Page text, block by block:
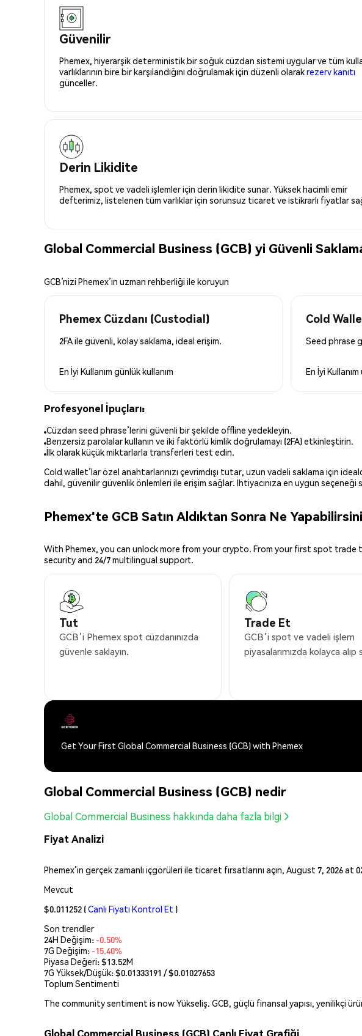
Güvenilir
Phemex, hiyerarşik deterministik bir soğuk cüzdan sistemi uygular ve tüm
varlıklarının bire bir karşılandığını doğrulamak için düzenli olarakrezerv kanıtı
günceller.
Derin Likidite
Phemex, spot ve vadeli işlemler için derin likidite sunar. Yüksek hacimli emir
defterimiz, listelenen tüm varlıklar için sorunsuz ticaret ve istikrarlı fiyatlar
Global Commercial Business (GCB) yi Güvenli
GCB’nizi Phemex’in uzman rehberliği ile koruyun
Phemex Cüzdanı (Custodial)
2FA ile güvenli, kolay saklama, ideal erişim.
En İyi Kullanım günlük kullanım
Cold
Seed phrase
En İyi Kullanım
Profesyonel İpuçları:
Cüzdan seed phrase’lerini güvenli bir şekilde offline yedekleyin.
Benzersiz parolalar kullanın ve iki faktörlü kimlik doğrulamayı (2FA) etkinleştirin.
İlk olarak küçük miktarlarla transferleri test edin.
Cold wallet’lar özel anahtarlarınızı çevrimdışı tutar, uzun vadeli saklama için
dahil, güvenilir güvenlik önlemleri ile erişim sağlar. İhtiyacınıza en uygun seçeneği
Phemex'te GCB Satın Aldıktan Sonra Ne
With Phemex, you can unlock more from your crypto. From your first spot
security and 24/7 multilingual support.
Tut
GCB’i Phemex spot cüzdanınızda
güvenle saklayın.
Trade Et
GCB’i spot ve vadeli işlem
piyasalarımızda kolayca alıp
Get Your First Global Commercial Business (GCB) with Phemex
Global Commercial Business (GCB) nedir
Global Commercial Business hakkında daha fazla bilgi
Fiyat Analizi
Phemex’in gerçek zamanlı içgörüleri ile ticaret fırsatlarını açın, August 7, 2026 at
Mevcut
$0.011252 (Canlı Fiyatı Kontrol Et )
Son trendler
24H Değişim: -0.50%
7G Değişim: -15.40%
Piyasa Değeri:$13.52M
7G Yüksek/Düşük: $0.01333191 / $0.01027653
Toplum Sentimenti
The community sentiment is now Yükseliş. GCB, güçlü finansal yapısı, yenilikçi
Global Commercial Business (GCB) Canlı Fiyat Grafiği